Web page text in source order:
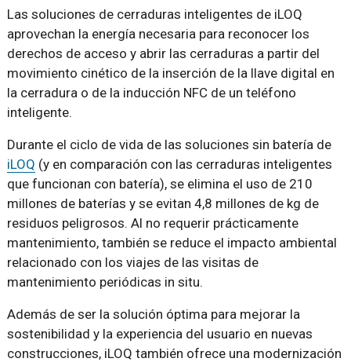
Las soluciones de cerraduras inteligentes de iLOQ
aprovechan la energía necesaria para reconocer los
derechos de acceso y abrir las cerraduras a partir del
movimiento cinético de la inserción de la llave digital en
la cerradura o de la inducción NFC de un teléfono
inteligente.
Durante el ciclo de vida de las soluciones sin batería de
iLOQ (y en comparación con las cerraduras inteligentes
que funcionan con batería), se elimina el uso de 210
millones de baterías y se evitan 4,8 millones de kg de
residuos peligrosos. Al no requerir prácticamente
mantenimiento, también se reduce el impacto ambiental
relacionado con los viajes de las visitas de
mantenimiento periódicas in situ.
Además de ser la solución óptima para mejorar la
sostenibilidad y la experiencia del usuario en nuevas
construcciones, iLOQ también ofrece una modernización